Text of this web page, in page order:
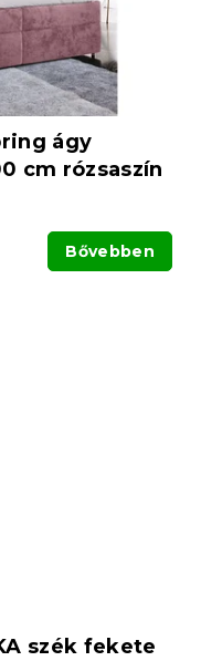
ágy
cm rózsaszín
Bővebben
szék fekete